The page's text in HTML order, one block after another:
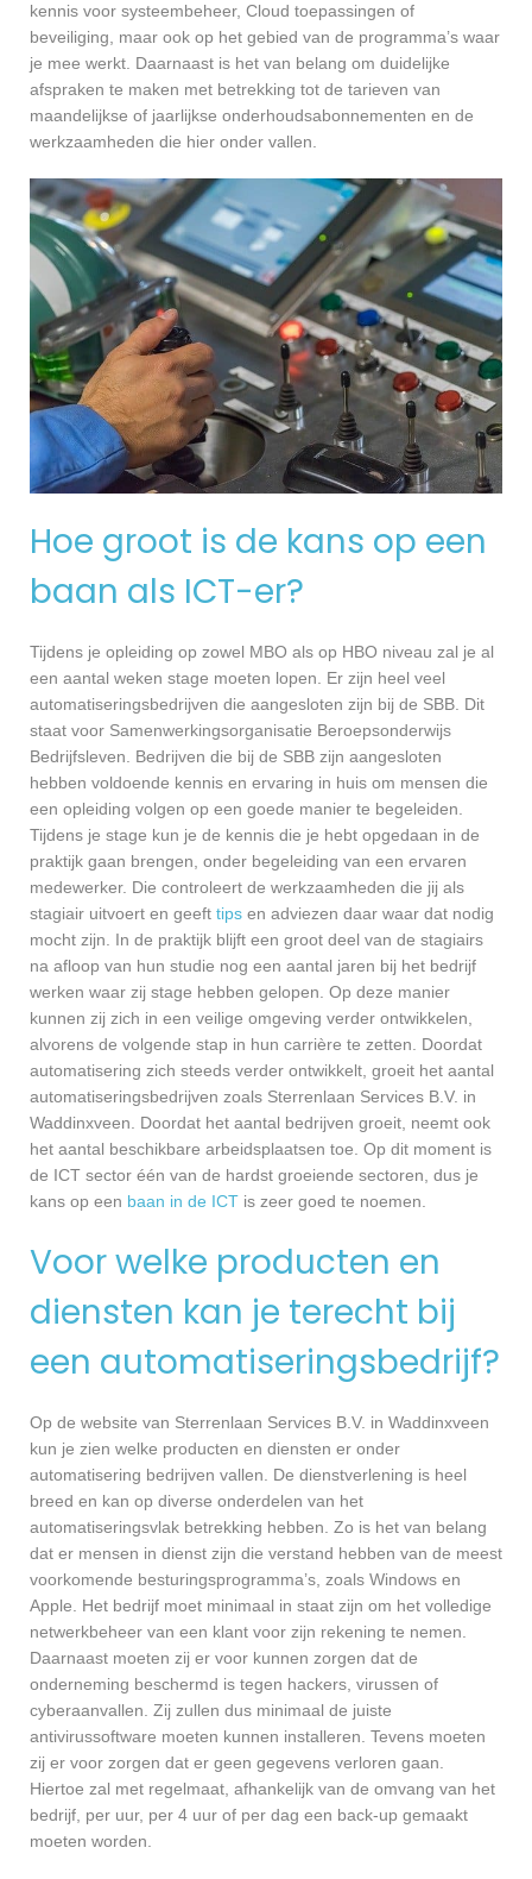
kennis voor systeembeheer, Cloud toepassingen of
beveiliging, maar ook op het gebied van de programma’s waar
je mee werkt. Daarnaast is het van belang om duidelijke
afspraken te maken met betrekking tot de tarieven van
maandelijkse of jaarlijkse onderhoudsabonnementen en de
werkzaamheden die hier onder vallen.
Hoe groot is de kans op een
baan als ICT-er?
Tijdens je opleiding op zowel MBO als op HBO niveau zal je al
een aantal weken stage moeten lopen. Er zijn heel veel
automatiseringsbedrijven die aangesloten zijn bij de SBB. Dit
staat voor Samenwerkingsorganisatie Beroepsonderwijs
Bedrijfsleven. Bedrijven die bij de SBB zijn aangesloten
hebben voldoende kennis en ervaring in huis om mensen die
een opleiding volgen op een goede manier te begeleiden.
Tijdens je stage kun je de kennis die je hebt opgedaan in de
praktijk gaan brengen, onder begeleiding van een ervaren
medewerker. Die controleert de werkzaamheden die jij als
stagiair uitvoert en geeft tips en adviezen daar waar dat nodig
mocht zijn. In de praktijk blijft een groot deel van de stagiairs
na afloop van hun studie nog een aantal jaren bij het bedrijf
werken waar zij stage hebben gelopen. Op deze manier
kunnen zij zich in een veilige omgeving verder ontwikkelen,
alvorens de volgende stap in hun carrière te zetten. Doordat
automatisering zich steeds verder ontwikkelt, groeit het aantal
automatiseringsbedrijven zoals Sterrenlaan Services B.V. in
Waddinxveen. Doordat het aantal bedrijven groeit, neemt ook
het aantal beschikbare arbeidsplaatsen toe. Op dit moment is
de ICT sector één van de hardst groeiende sectoren, dus je
kans op een baan in de ICT is zeer goed te noemen.
Voor welke producten en
diensten kan je terecht bij
een automatiseringsbedrijf?
Op de website van Sterrenlaan Services B.V. in Waddinxveen
kun je zien welke producten en diensten er onder
automatisering bedrijven vallen. De dienstverlening is heel
breed en kan op diverse onderdelen van het
automatiseringsvlak betrekking hebben. Zo is het van belang
dat er mensen in dienst zijn die verstand hebben van de meest
voorkomende besturingsprogramma’s, zoals Windows en
Apple. Het bedrijf moet minimaal in staat zijn om het volledige
netwerkbeheer van een klant voor zijn rekening te nemen.
Daarnaast moeten zij er voor kunnen zorgen dat de
onderneming beschermd is tegen hackers, virussen of
cyberaanvallen. Zij zullen dus minimaal de juiste
antivirussoftware moeten kunnen installeren. Tevens moeten
zij er voor zorgen dat er geen gegevens verloren gaan.
Hiertoe zal met regelmaat, afhankelijk van de omvang van het
bedrijf, per uur, per 4 uur of per dag een back-up gemaakt
moeten worden.